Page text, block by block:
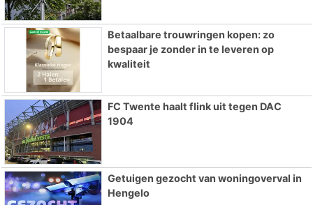
Betaalbare trouwringen kopen: zo
bespaar je zonder in te leveren op
kwaliteit
FC Twente haalt flink uit tegen DAC
1904
Getuigen gezocht van woningoverval in
Hengelo